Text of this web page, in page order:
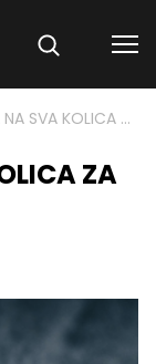
20% POPUSTA NA SVA KOLICA ZA BEBE
ZA